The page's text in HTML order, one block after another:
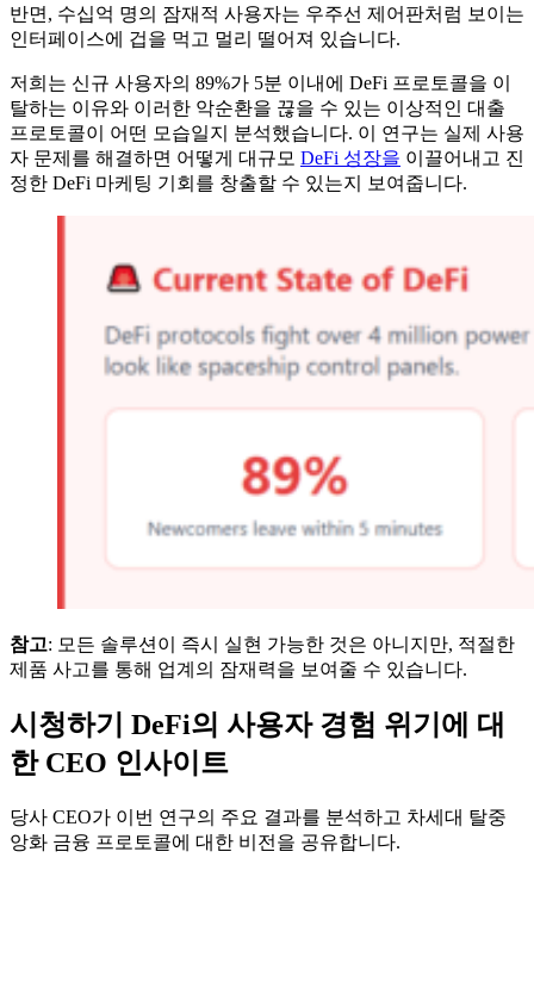
반면, 수십억 명의 잠재적 사용자는 우주선 제어판처럼 보이는
인터페이스에 겁을 먹고 멀리 떨어져 있습니다.
저희는 신규 사용자의 89%가 5분 이내에 DeFi 프로토콜을 이
탈하는 이유와 이러한 악순환을 끊을 수 있는 이상적인 대출
프로토콜이 어떤 모습일지 분석했습니다. 이 연구는 실제 사용
자 문제를 해결하면 어떻게 대규모 DeFi 성장을 이끌어내고 진
정한 DeFi 마케팅 기회를 창출할 수 있는지 보여줍니다.
참고: 모든 솔루션이 즉시 실현 가능한 것은 아니지만, 적절한
제품 사고를 통해 업계의 잠재력을 보여줄 수 있습니다.
시청하기 DeFi의 사용자 경험 위기에 대
한 CEO 인사이트
당사 CEO가 이번 연구의 주요 결과를 분석하고 차세대 탈중
앙화 금융 프로토콜에 대한 비전을 공유합니다.